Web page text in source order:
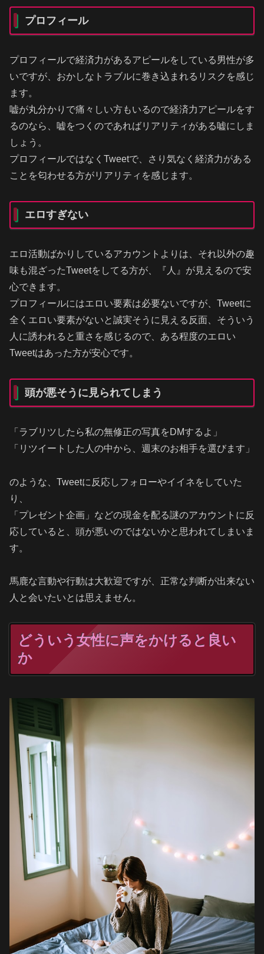
プロフィール
プロフィールで経済力があるアピールをしている男性が多
いですが、おかしなトラブルに巻き込まれるリスクを感じ
ます。
嘘が丸分かりで痛々しい方もいるので経済力アピールをす
るのなら、嘘をつくのであればリアリティがある嘘にしま
しょう。
プロフィールではなくTweetで、さり気なく経済力がある
ことを匂わせる方がリアリティを感じます。
エロすぎない
エロ活動ばかりしているアカウントよりは、それ以外の趣
味も混ざったTweetをしてる方が、『人』が見えるので安
心できます。
プロフィールにはエロい要素は必要ないですが、Tweetに
全くエロい要素がないと誠実そうに見える反面、そういう
人に誘われると重さを感じるので、ある程度のエロい
Tweetはあった方が安心です。
頭が悪そうに見られてしまう
「ラブリツしたら私の無修正の写真をDMするよ」
「リツイートした人の中から、週末のお相手を選びます」
のような、Tweetに反応しフォローやイイネをしていた
り、
「プレゼント企画」などの現金を配る謎のアカウントに反
応していると、頭が悪いのではないかと思われてしまいま
す。
馬鹿な言動や行動は大歓迎ですが、正常な判断が出来ない
人と会いたいとは思えません。
どういう女性に声をかけると良い
か